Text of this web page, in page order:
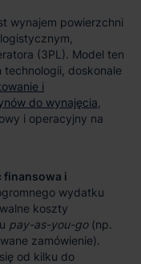
wynajem powierzchni
(3PL). Model ten
doskonale
i
do wynajęcia
i operacyjny na
finansowa i
wydatku
koszty
pay-as-you-go(np.
zamówienie).
od kilku do